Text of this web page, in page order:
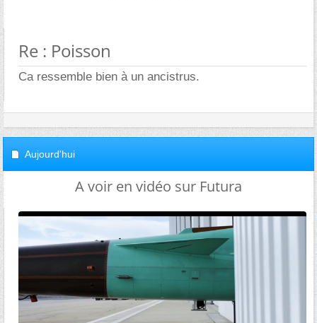
Re : Poisson
Ca ressemble bien à un ancistrus.
Aujourd'hui
A voir en vidéo sur Futura